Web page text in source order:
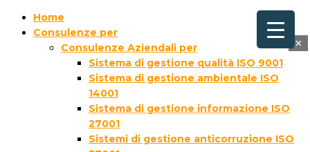
Home
Consulenze per
Consulenze Aziendali per
Sistema di gestione qualità ISO 9001
Sistema di gestione ambientale ISO
14001
Sistema di gestione informazione ISO
27001
Sistemi di gestione anticorruzione ISO
×